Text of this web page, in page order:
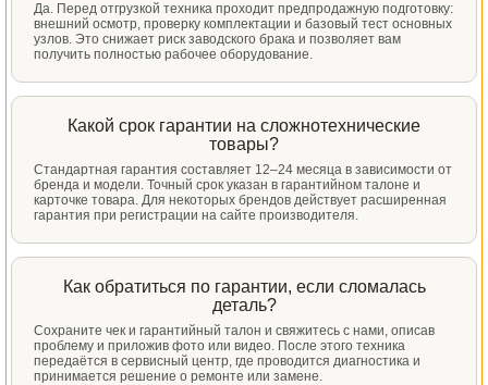
Да. Перед отгрузкой техника проходит предпродажную подготовку:
внешний осмотр, проверку комплектации и базовый тест основных
узлов. Это снижает риск заводского брака и позволяет вам
получить полностью рабочее оборудование.
Какой срок гарантии на сложнотехнические
товары?
Стандартная гарантия составляет 12–24 месяца в зависимости от
бренда и модели. Точный срок указан в гарантийном талоне и
карточке товара. Для некоторых брендов действует расширенная
гарантия при регистрации на сайте производителя.
Как обратиться по гарантии, если сломалась
деталь?
Сохраните чек и гарантийный талон и свяжитесь с нами, описав
проблему и приложив фото или видео. После этого техника
передаётся в сервисный центр, где проводится диагностика и
принимается решение о ремонте или замене.